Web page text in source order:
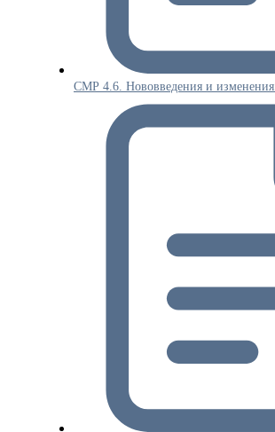
СМР 4.6. Нововведения и изменения.